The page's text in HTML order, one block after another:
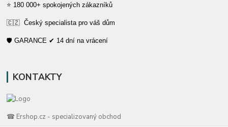
⭐ 180 000+ spokojených zákazníků
🇨🇿 Český specialista pro váš dům
🛡️ GARANCE ✔ 14 dní na vrácení
KONTAKTY
☎ Ershop.cz - specializovaný obchod